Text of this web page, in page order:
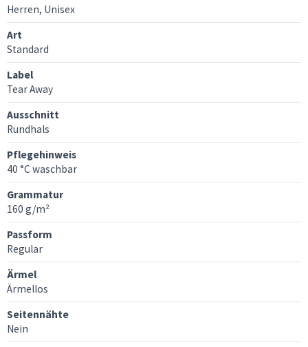
Herren, Unisex
Art
Standard
Label
Tear Away
Ausschnitt
Rundhals
Pflegehinweis
40 °C waschbar
Grammatur
160 g/m²
Passform
Regular
Ärmel
Ärmellos
Seitennähte
Nein